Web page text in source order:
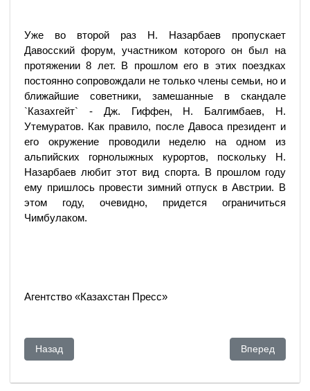
Уже во второй раз Н. Назарбаев пропускает
Давосский форум, участником которого он был на
протяжении 8 лет. В прошлом его в этих поездках
постоянно сопровождали не только члены семьи, но и
ближайшие советники, замешанные в скандале
`Казахгейт` - Дж. Гиффен, Н. Балгимбаев, Н.
Утемуратов. Как правило, после Давоса президент и
его окружение проводили неделю на одном из
альпийских горнолыжных курортов, поскольку Н.
Назарбаев любит этот вид спорта. В прошлом году
ему пришлось провести зимний отпуск в Австрии. В
этом году, очевидно, придется ограничиться
Чимбулаком.
Агентство «Казахстан Пресс»
Предыдущий: «Цена нефти»
Назад Следующий:
Вперед